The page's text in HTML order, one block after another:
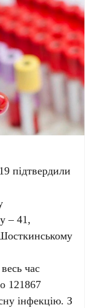
підтвердили
– 41,
час
121867
інфекцію. З